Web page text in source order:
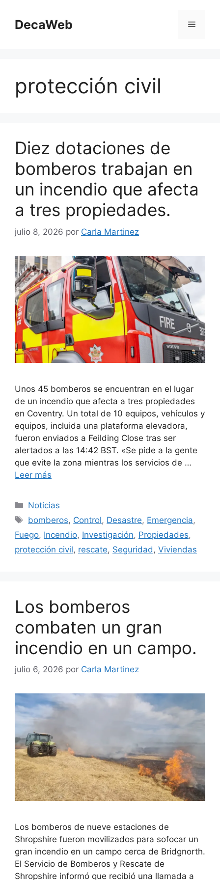
contenido
DecaWeb Menú
protección civil
Diez dotaciones de
bomberos trabajan en
un incendio que afecta
a tres propiedades.
julio 8, 2026 por Carla Martinez
Unos 45 bomberos se encuentran en el lugar
de un incendio que afecta a tres propiedades
en Coventry. Un total de 10 equipos, vehículos y
equipos, incluida una plataforma elevadora,
fueron enviados a Feilding Close tras ser
alertados a las 14:42 BST. «Se pide a la gente
que evite la zona mientras los servicios de …
Leer más
Categorías
Noticias
Etiquetas
bomberos, Control, Desastre, Emergencia,
Fuego, Incendio, Investigación, Propiedades,
protección civil, rescate, Seguridad , Viviendas
Los bomberos
combaten un gran
incendio en un campo.
julio 6, 2026 por Carla Martinez
Los bomberos de nueve estaciones de
Shropshire fueron movilizados para sofocar un
gran incendio en un campo cerca de Bridgnorth.
El Servicio de Bomberos y Rescate de
Shropshire informó que recibió una llamada a